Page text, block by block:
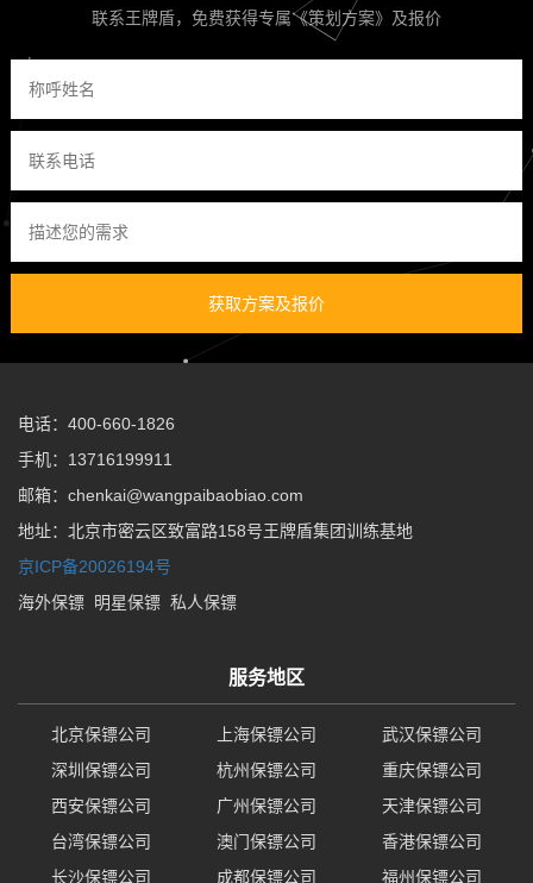
联系王牌盾，免费获得专属《策划方案》及报价
获取方案及报价
电话：400-660-1826
手机：13716199911
邮箱：chenkai@wangpaibaobiao.com
地址：北京市密云区致富路158号王牌盾集团训练基地
京ICP备20026194号
海外保镖
明星保镖 私人保镖
服务地区
北京保镖公司 上海保镖公司
武汉保镖公司
深圳保镖公司
杭州保镖公司
重庆保镖公司
西安保镖公司
广州保镖公司
天津保镖公司
台湾保镖公司
澳门保镖公司
香港保镖公司
长沙保镖公司
成都保镖公司 福州保镖公司